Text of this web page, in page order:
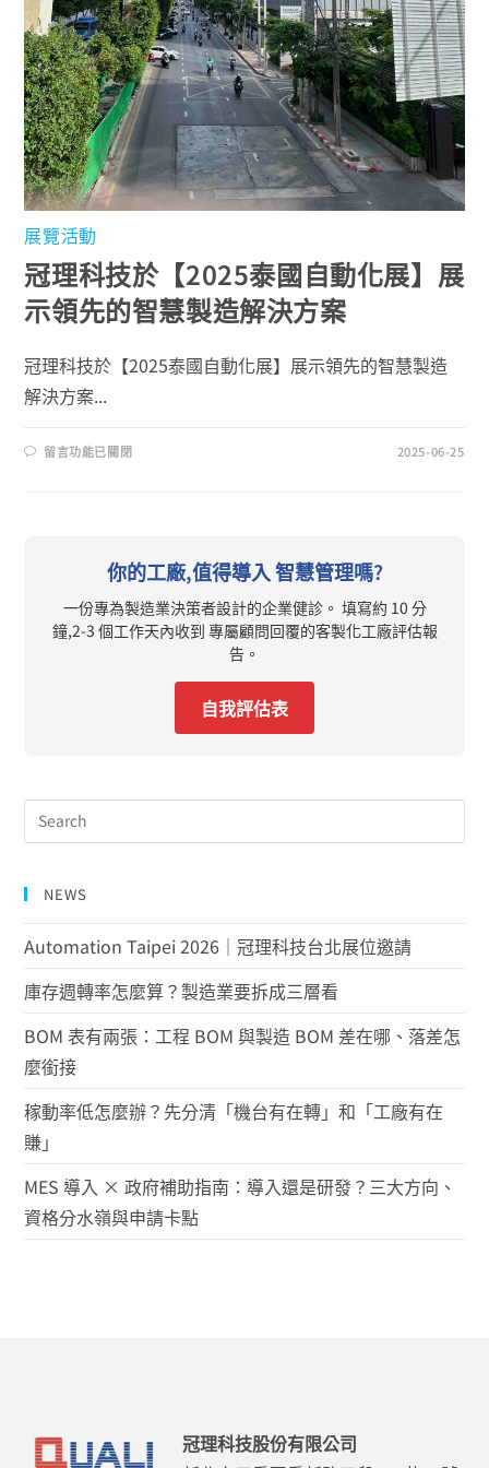
展覽活動
冠理科技於【2025泰國自動化展】展
示領先的智慧製造解決方案
冠理科技於【2025泰國自動化展】展示領先的智慧製造
解決方案...
留言功能已關閉 2025-06-25
你的工廠,值得導入 智慧管理嗎?
一份專為製造業決策者設計的企業健診。 填寫約 10 分
鐘,2-3 個工作天內收到 專屬顧問回覆的客製化工廠評估報
告。
自我評估表
NEWS
Automation Taipei 2026｜冠理科技台北展位邀請
庫存週轉率怎麼算？製造業要拆成三層看
BOM 表有兩張：工程 BOM 與製造 BOM 差在哪、落差怎
麼銜接
稼動率低怎麼辦？先分清「機台有在轉」和「工廠有在
賺」
MES 導入 × 政府補助指南：導入還是研發？三大方向、
資格分水嶺與申請卡點
冠理科技股份有限公司